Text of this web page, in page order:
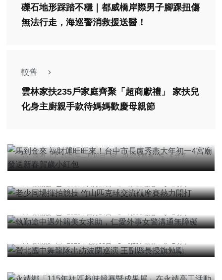
礫石地形踩踏不穩｜都威橋岸際男子腳踝扭傷
無法行走，海巡警消救援送醫！
較舊
雲林家扶235戶家庭齊聚「超商獻禮」 家扶兒
化身主廚親手款待媽媽歡慶母親節
陳明 2026年二月10日 10,263 觀看 4 分享
綜合新聞
老少同場揮拍競技 竹山匹克球交流觀摩賽熱力開打
陳朝枝 2026年六月27日 5,712 觀看 2 分享
社會
執勤途中遇外籍美女求助，仁愛外事女警溝通無障
礙
陳朝枝 2026年四月14日 7,096 觀看 2 分享
頭條 綜合新聞
營北國中舞龍隊出訪波蘭巡演 王副縣長授旗勉勵
陳朝枝 2026年七月08日 6,297 觀看 2 分享
社會 綜合新聞 健康 文教
永靖鄉「115年社區趣味競賽暨成果展」在永靖高